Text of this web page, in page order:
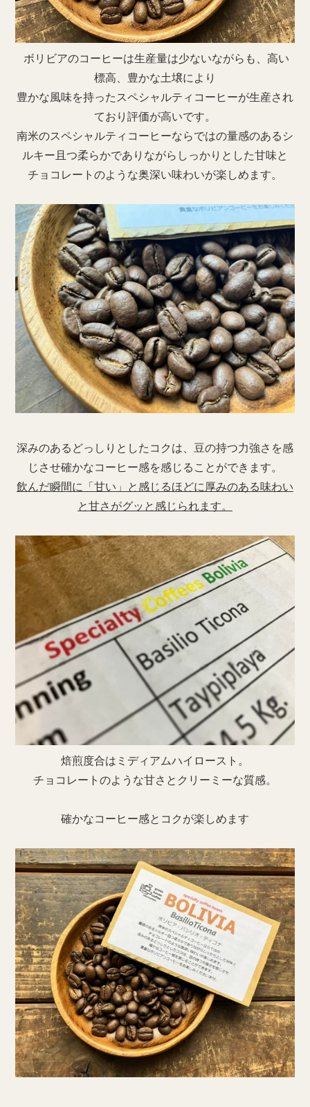
ボリビアのコーヒーは生産量は少ないながらも、高い
標高、豊かな土壌により
豊かな風味を持ったスペシャルティコーヒーが生産され
ており評価が高いです。
南米のスペシャルティコーヒーならではの量感のあるシ
ルキー且つ柔らかでありながらしっかりとした甘味と
チョコレートのような奥深い味わいが楽しめます。
深みのあるどっしりとしたコクは、豆の持つ力強さを感
じさせ確かなコーヒー感を感じることができます。
飲んだ瞬間に「甘い」と感じるほどに厚みのある味わい
と甘さがグッと感じられます。
焙煎度合はミディアムハイロースト。
チョコレートのような甘さとクリーミーな質感。
確かなコーヒー感とコクが楽しめます